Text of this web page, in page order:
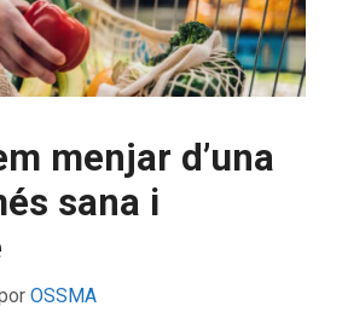
menjar d’una
sana i
OSSMA